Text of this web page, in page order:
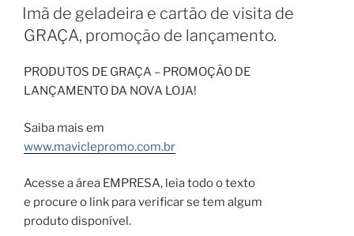
EM
Imã de geladeira e cartão de visita de
GRAÇA, promoção de lançamento.
PRODUTOS DE GRAÇA – PROMOÇÃO DE
LANÇAMENTO DA NOVA LOJA!
Saiba mais em
www.maviclepromo.com.br
Acesse a área EMPRESA, leia todo o texto
e procure o link para verificar se tem algum
produto disponível.